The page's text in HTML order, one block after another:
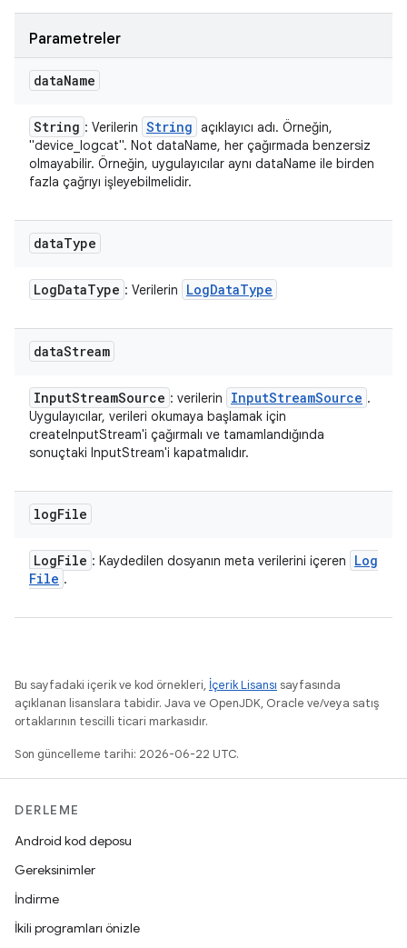
Parametreler
dataName
String : Verilerin String açıklayıcı adı. Örneğin,
"device_logcat". Not dataName, her çağırmada benzersiz
olmayabilir. Örneğin, uygulayıcılar aynı dataName ile birden
fazla çağrıyı işleyebilmelidir.
dataType
LogDataType : Verilerin LogDataType
dataStream
InputStreamSource : verilerin InputStreamSource .
Uygulayıcılar, verileri okumaya başlamak için
createInputStream'i çağırmalı ve tamamlandığında
sonuçtaki InputStream'i kapatmalıdır.
logFile
LogFile : Kaydedilen dosyanın meta verilerini içeren
Log
File .
Bu sayfadaki içerik ve kod örnekleri, İçerik Lisansı sayfasında
açıklanan lisanslara tabidir. Java ve OpenJDK, Oracle ve/veya satış
ortaklarının tescilli ticari markasıdır.
Son güncelleme tarihi: 2026-06-22 UTC.
DERLEME
Android kod deposu
Gereksinimler
İndirme
İkili programları önizle